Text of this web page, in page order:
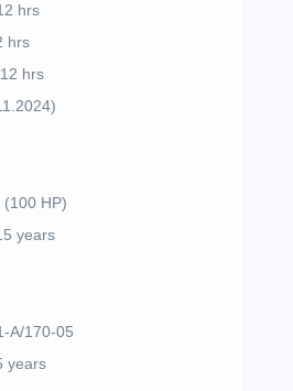
hrs
hrs
hrs
(100 HP)
years
A/170-05
years